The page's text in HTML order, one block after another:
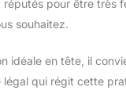
pour être très
souhaitez.
idéale en tête, il
légal qui régit cette